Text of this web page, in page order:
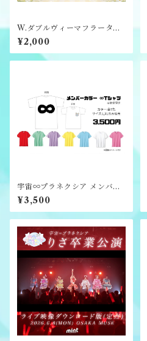
W.ダブルヴィーマフラータオ
ル(個人)
¥2,000
宇宙∞プラネクシア メンバー
カラー ∞Tシャツ
¥3,500